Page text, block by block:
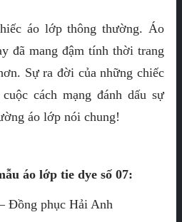
áo lớp thông thường. Áo
đã mang đậm tính thời trang
Sự ra đời của những chiếc
cách mạng đánh dấu sự
áo lớp nói chung!
áo lớp tie dye số 07:
Đồng phục Hải Anh